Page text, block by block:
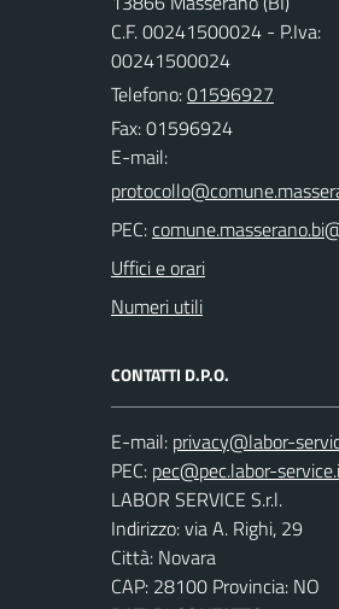
C.F. 00241500024 - P.Iva:
00241500024
Telefono:01596927
Fax: 01596924
E-mail:
PEC:
Uffici e orari
Numeri utili
CONTATTI D.P.O.
E-mail:
PEC:
LABOR SERVICE S.r.l.
Indirizzo: via A. Righi, 29
Città: Novara
CAP: 28100 Provincia: NO